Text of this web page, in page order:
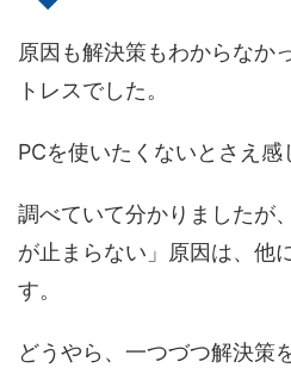
原因も解決策もわからなか
トレスでした。
PCを使いたくないとさえ感
調べていて分かりましたが
が止まらない」原因は、他
す。
どうやら、一つづつ解決策